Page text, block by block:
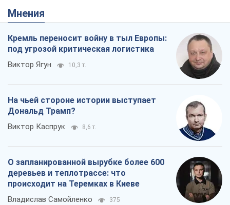
Мнения
Кремль переносит войну в тыл Европы:
под угрозой критическая логистика
Виктор Ягун 10,3 т.
На чьей стороне истории выступает
Дональд Трамп?
Виктор Каспрук 8,6 т.
О запланированной вырубке более 600
деревьев и теплотрассе: что
происходит на Теремках в Киеве
Владислав Самойленко 375